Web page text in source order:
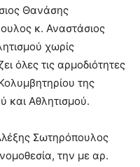
Θανάσης
κ. Αναστάσιος
χωρίς
όλες τις αρμοδιότητες
της
και Αθλητισμού.
Σωτηρόπουλος
την με αρ.